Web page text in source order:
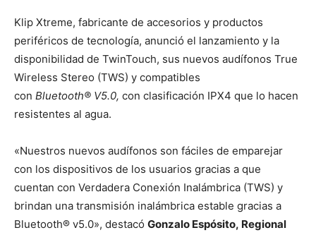
Klip Xtreme, fabricante de accesorios y productos
periféricos de tecnología, anunció el lanzamiento y la
disponibilidad de TwinTouch, sus nuevos audífonos True
Wireless Stereo (TWS) y compatibles
con Bluetooth® V5.0, con clasificación IPX4 que lo hacen
resistentes al agua.
«Nuestros nuevos audífonos son fáciles de emparejar
con los dispositivos de los usuarios gracias a que
cuentan con Verdadera Conexión Inalámbrica (TWS) y
brindan una transmisión inalámbrica estable gracias a
Bluetooth® v5.0», destacó Gonzalo Espósito, Regional